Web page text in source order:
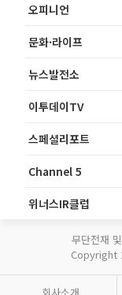
오피니언
문화·라이프
뉴스발전소
이투데이TV
스페셜리포트
Channel 5
위너스IR클럽
무단전재
Copyright
회사소개